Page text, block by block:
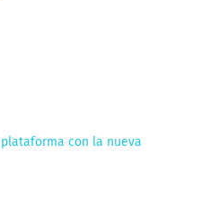
con la nueva